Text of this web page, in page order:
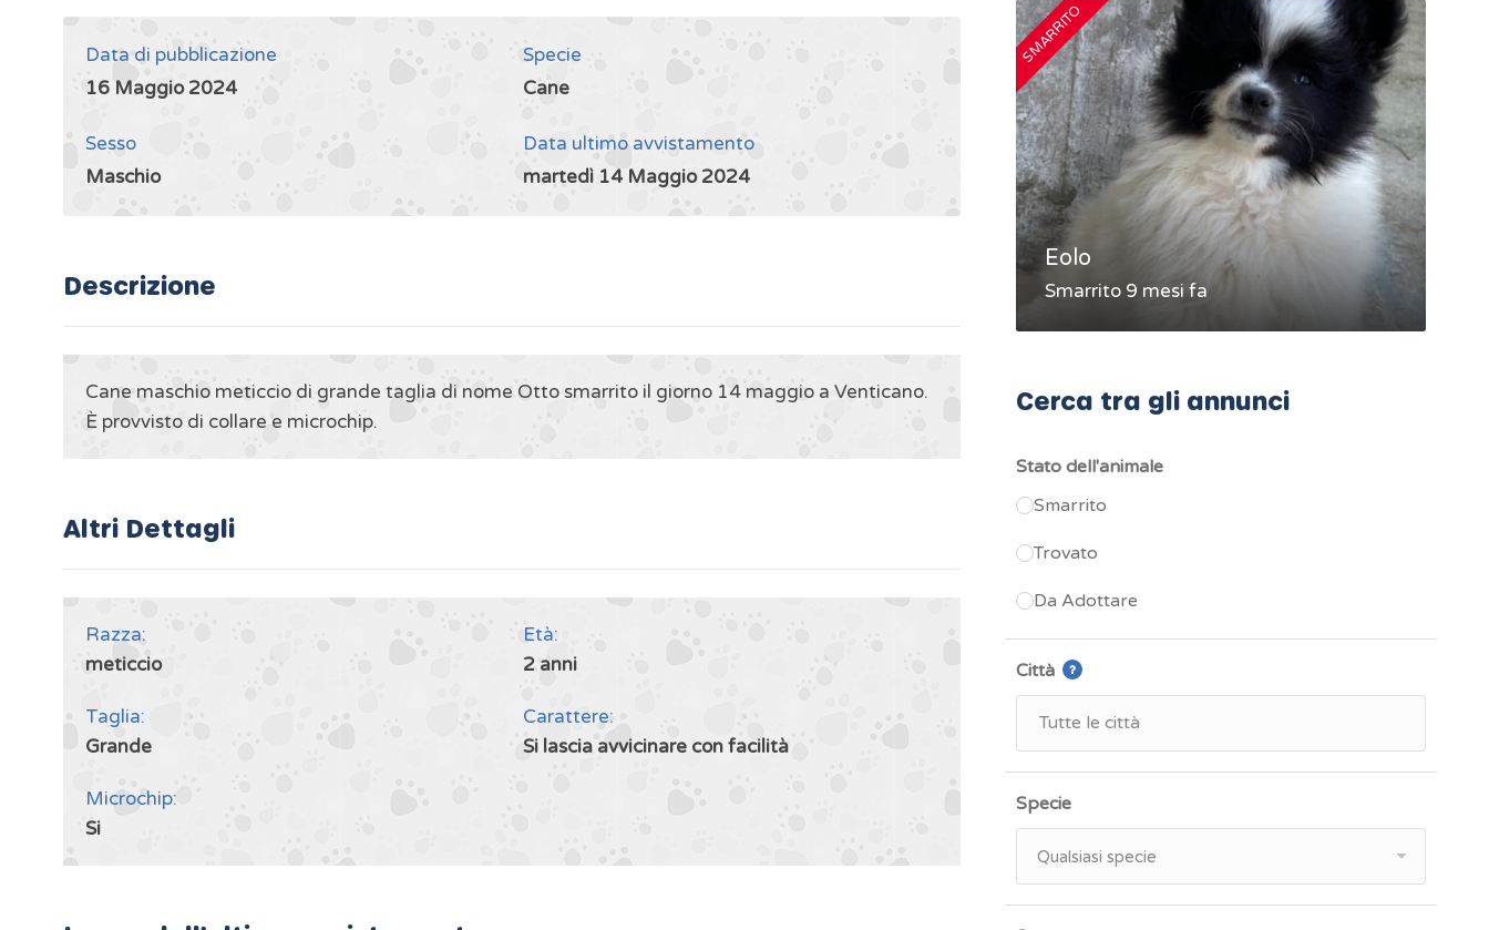
Data di pubblicazione
16 Maggio 2024
Specie
Cane
Sesso
Maschio
Data ultimo avvistamento
martedì 14 Maggio 2024
Descrizione
Cane maschio meticcio di grande taglia di nome Otto smarrito il giorno 14 maggio a Venticano.
È provvisto di collare e microchip.
Altri Dettagli
Razza:
meticcio
Età:
2 anni
Taglia:
Grande
Carattere:
Si lascia avvicinare con facilità
Microchip:
Si
SMARRITO
Eolo
Smarrito 9 mesi fa
Cerca tra gli annunci
Stato dell'animale
Smarrito
Trovato
Da Adottare
Città
Specie
Qualsiasi specie